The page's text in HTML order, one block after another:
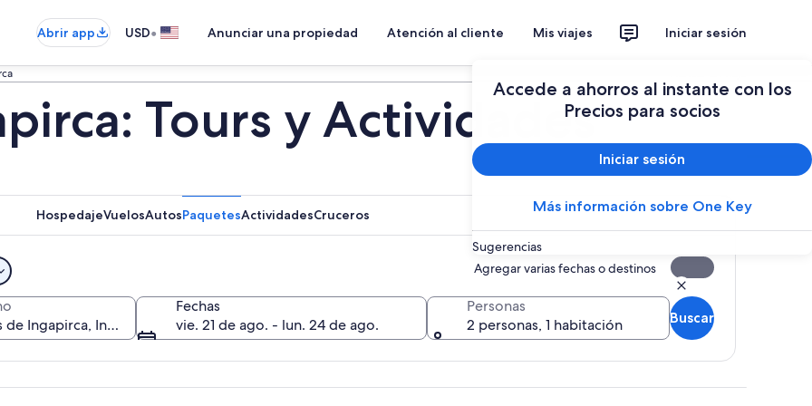
Abrir app USD• Anunciar una propiedad Atención al cliente Mis viajes Iniciar sesión
Accede a ahorros al instante con los
Precios para socios
Iniciar sesión
Más información sobre One Key
Sugerencias
Tours y Actividades
HospedajeVuelosAutosPaquetesActividadesCruceros
Agregar varias fechas o destinos
Fechas
vie. 21 de ago. - lun. 24 de ago.
Personas
2 personas, 1 habitación
Buscar